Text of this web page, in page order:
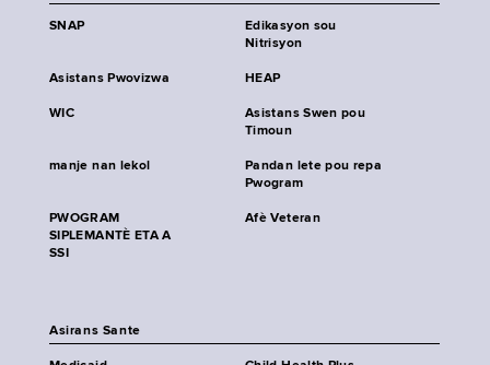
SNAP
Edikasyon sou
Nitrisyon
Asistans Pwovizwa HEAP
WIC
Asistans Swen pou
Timoun
manje nan lekol
Pandan lete pou repa
Pwogram
PWOGRAM
SIPLEMANTÈ ETA A
SSI
Afè Veteran
Asirans Sante